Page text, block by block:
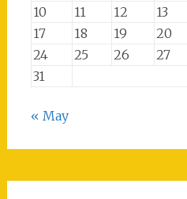
10
11 12 13
17
18 19 20
24
25 26 27
31
« May